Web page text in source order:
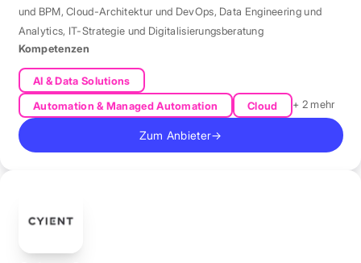
und BPM,Cloud-Architektur und DevOps, Data Engineering und
Analytics, IT-Strategie und Digitalisierungsberatung
Kompetenzen
AI & Data Solutions
Automation & Managed Automation
Cloud + 2 mehr
Zum Anbieter→